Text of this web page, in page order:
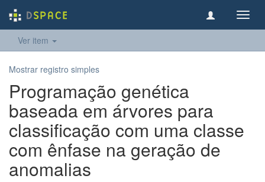
Ver item
Mostrar registro simples
Programação genética
baseada em árvores para
classificação com uma classe
com ênfase na geração de
anomalias